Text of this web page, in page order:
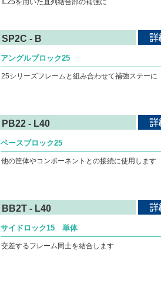
IL25を用いた直列結合部の補強に
SP2C - B
アングルブロック25
25シリーズフレームと組み合わせて補強ステーに
PB22 - L40
ベースブロック25
他の筐体やコンポーネントとの接続に使用します
BB2T - L40
サイドロック15 単体
交差するフレーム同士を結合します